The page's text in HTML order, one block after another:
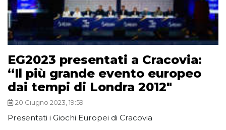
EG2023 presentati a Cracovia:
“Il più grande evento europeo
dai tempi di Londra 2012″
20 Giugno 2023, 19:59
Presentati i Giochi Europei di Cracovia